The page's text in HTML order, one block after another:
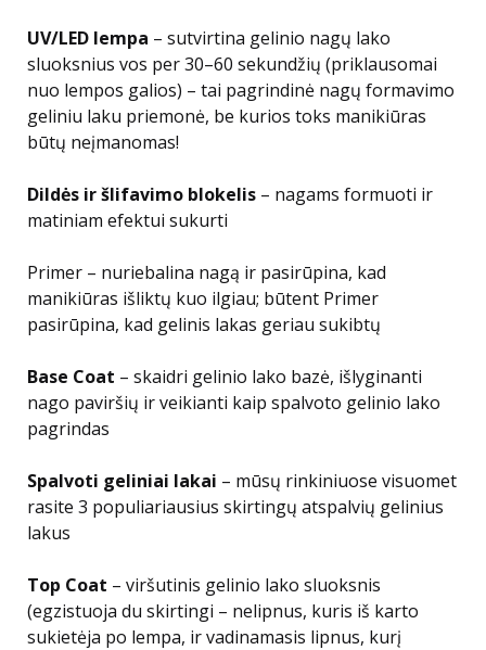
UV/LED lempa – sutvirtina gelinio nagų lako
sluoksnius vos per 30–60 sekundžių (priklausomai
nuo lempos galios) – tai pagrindinė nagų formavimo
geliniu laku priemonė, be kurios toks manikiūras
būtų neįmanomas!
Dildės ir šlifavimo blokelis – nagams formuoti ir
matiniam efektui sukurti
Primer – nuriebalina nagą ir pasirūpina, kad
manikiūras išliktų kuo ilgiau; būtent Primer
pasirūpina, kad gelinis lakas geriau sukibtų
Base Coat – skaidri gelinio lako bazė, išlyginanti
nago paviršių ir veikianti kaip spalvoto gelinio lako
pagrindas
Spalvoti geliniai lakai – mūsų rinkiniuose visuomet
rasite 3 populiariausius skirtingų atspalvių gelinius
lakus
Top Coat – viršutinis gelinio lako sluoksnis
(egzistuoja du skirtingi – nelipnus, kuris iš karto
sukietėja po lempa, ir vadinamasis lipnus, kurį